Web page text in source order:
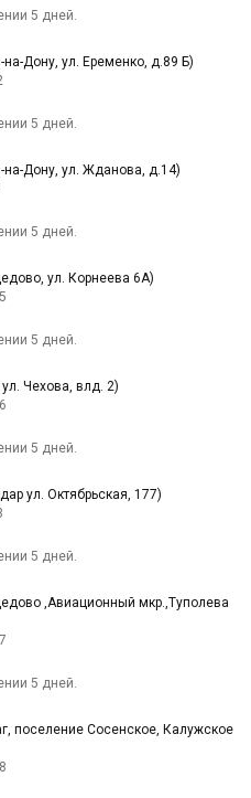
5 дней.
на-Дону, ул. Еременко, д.89 Б)
5 дней.
на-Дону, ул. Жданова, д.14)
5 дней.
ул. Корнеева 6А)
5 дней.
Чехова, влд. 2)
5 дней.
ул. Октябрьская, 177)
5 дней.
,Авиационный мкр.,Туполева
5 дней.
поселение Сосенское, Калужское